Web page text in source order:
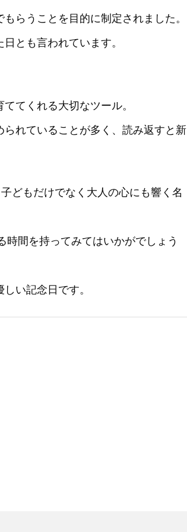
らうことを目的に制定されました。
とも言われています。
てくれる大切なツール。
れていることが多く、読み返すと新
どもだけでなく大人の心にも響く名
間を持ってみてはいかがでしょう
い記念日です。